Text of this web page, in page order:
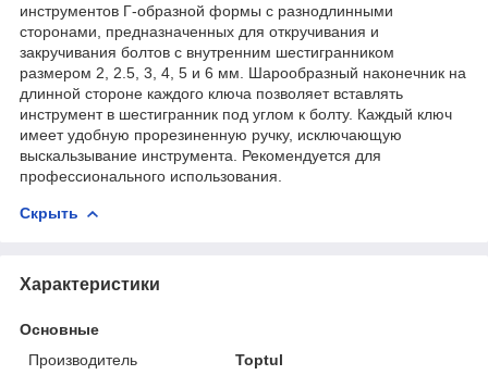
инструментов Г-образной формы с разнодлинными
сторонами, предназначенных для откручивания и
закручивания болтов с внутренним шестигранником
размером 2, 2.5, 3, 4, 5 и 6 мм. Шарообразный наконечник на
длинной стороне каждого ключа позволяет вставлять
инструмент в шестигранник под углом к болту. Каждый ключ
имеет удобную прорезиненную ручку, исключающую
выскальзывание инструмента. Рекомендуется для
профессионального использования.
Скрыть
Характеристики
Основные
Производитель
Toptul